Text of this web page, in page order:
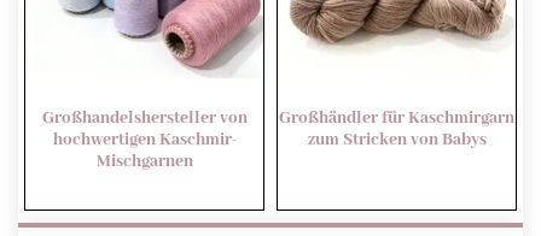
Großhandelshersteller von
hochwertigen Kaschmir-
Mischgarnen
Großhändler für Kaschmirgarn
zum Stricken von Babys